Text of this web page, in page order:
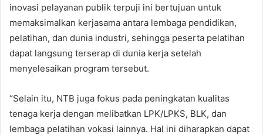
inovasi pelayanan publik terpuji ini bertujuan untuk
memaksimalkan kerjasama antara lembaga pendidikan,
pelatihan, dan dunia industri, sehingga peserta pelatihan
dapat langsung terserap di dunia kerja setelah
menyelesaikan program tersebut.
“Selain itu, NTB juga fokus pada peningkatan kualitas
tenaga kerja dengan melibatkan LPK/LPKS, BLK, dan
lembaga pelatihan vokasi lainnya. Hal ini diharapkan dapat